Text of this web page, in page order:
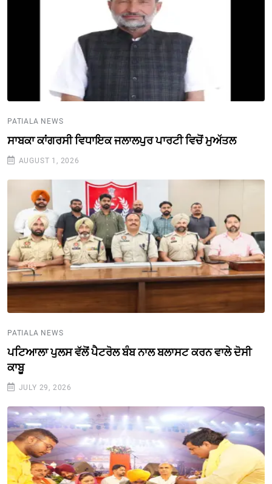
PATIALA NEWS
ਸਾਬਕਾ ਕਾਂਗਰਸੀ ਵਿਧਾਇਕ ਜਲਾਲਪੁਰ ਪਾਰਟੀ ਵਿਚੋਂ ਮੁਅੱਤਲ
AUGUST 1, 2026
PATIALA NEWS
ਪਟਿਆਲਾ ਪੁਲਸ ਵੱਲੋਂ ਪੈਟਰੋਲ ਬੰਬ ਨਾਲ ਬਲਾਸਟ ਕਰਨ ਵਾਲੇ ਦੋਸੀ
ਕਾਬੂ
JULY 29, 2026